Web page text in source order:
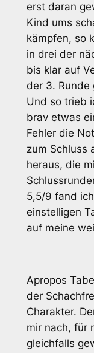
erst daran
Kind ums
kämpfen, so
in drei der
bis klar auf
der 3. Runde
Und so trieb
brav etwas
Fehler die
zum Schluss
heraus, die
5,5/9 fand
einstelligen
auf meine
Apropos
der
Charakter.
mir nach, für
gleichfalls